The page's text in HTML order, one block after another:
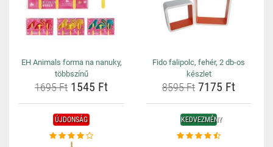
EH Animals forma na nanuky,
többszínű
1695 Ft 1545 Ft
Fido falipolc, fehér, 2 db-os
készlet
8595 Ft 7175 Ft
ÚJDONSÁG KEDVEZMÉNY